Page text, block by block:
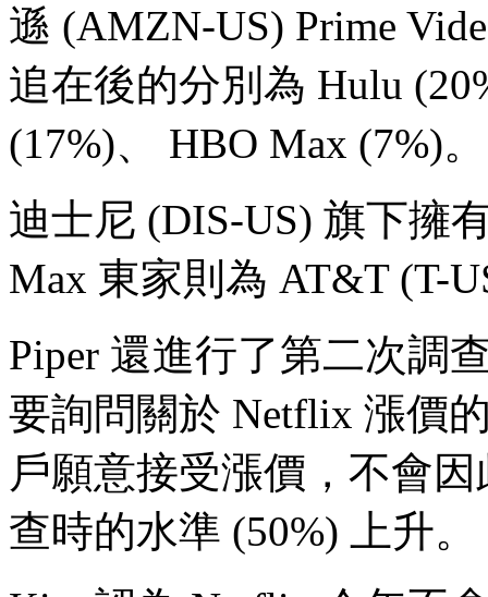
遜 (AMZN-US) Prime
追在後的分別為 Hulu
(17%)、 HBO Max (7%)。
迪士尼 (DIS-US) 旗下擁
Max 東家則為 AT&T (T-
Piper 還進行了第二次調
要詢問關於 Netflix 漲價
戶願意接受漲價，不會
查時的水準 (50%) 上升。